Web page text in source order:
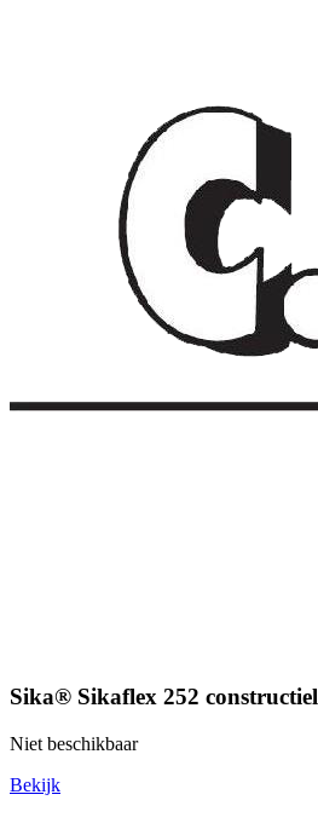
Sika® Sikaflex 252
Niet beschikbaar
Bekijk